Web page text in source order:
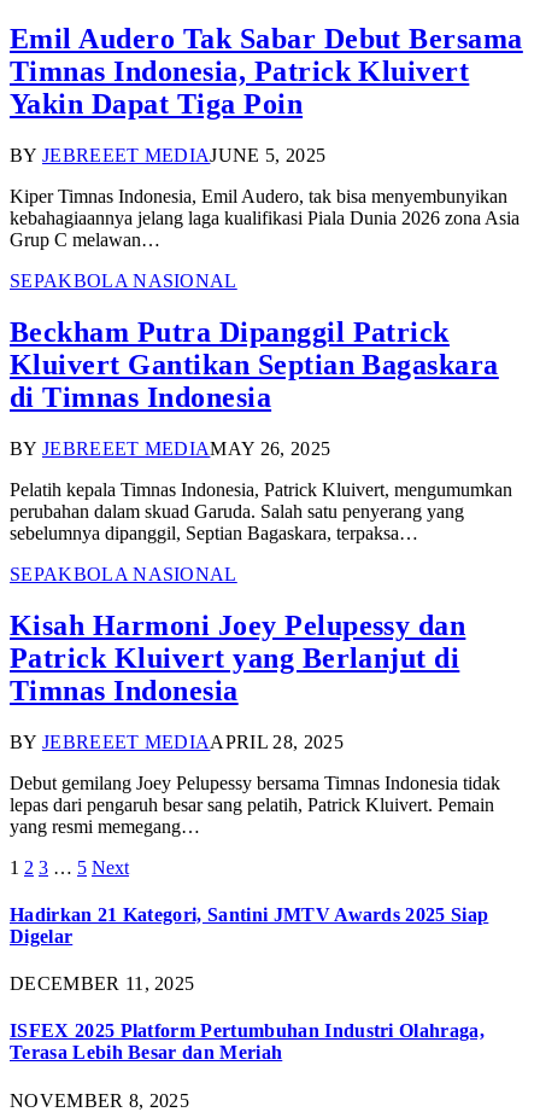
Emil Audero Tak Sabar Debut Bersama
Timnas Indonesia, Patrick Kluivert
Yakin Dapat Tiga Poin
BY JEBREEET MEDIAJUNE 5, 2025
Kiper Timnas Indonesia, Emil Audero, tak bisa menyembunyikan
kebahagiaannya jelang laga kualifikasi Piala Dunia 2026 zona Asia
Grup C melawan…
SEPAKBOLA NASIONAL
Beckham Putra Dipanggil Patrick
Kluivert Gantikan Septian Bagaskara
di Timnas Indonesia
BY JEBREEET MEDIAMAY 26, 2025
Pelatih kepala Timnas Indonesia, Patrick Kluivert, mengumumkan
perubahan dalam skuad Garuda. Salah satu penyerang yang
sebelumnya dipanggil, Septian Bagaskara, terpaksa…
SEPAKBOLA NASIONAL
Kisah Harmoni Joey Pelupessy dan
Patrick Kluivert yang Berlanjut di
Timnas Indonesia
BY JEBREEET MEDIAAPRIL 28, 2025
Debut gemilang Joey Pelupessy bersama Timnas Indonesia tidak
lepas dari pengaruh besar sang pelatih, Patrick Kluivert. Pemain
yang resmi memegang…
1 2 3 … 5 Next
Hadirkan 21 Kategori, Santini JMTV Awards 2025 Siap
Digelar
DECEMBER 11, 2025
ISFEX 2025 Platform Pertumbuhan Industri Olahraga,
Terasa Lebih Besar dan Meriah
NOVEMBER 8, 2025